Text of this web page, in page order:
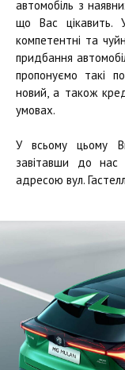
автомобіль з
що Вас цікавить.
компетентні та
придбання
пропонуємо такі
новий, а також
умовах.
У всьому цьому
завітавши до
адресою вул.